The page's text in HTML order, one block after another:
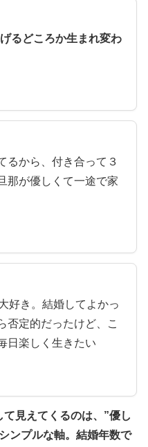
るどころか生まれ変わ
るから、付き合って３
那が優しくて一途で家
好き。結婚してよかっ
否定的だったけど、こ
日楽しく生きたい
見えてくるのは、”優し
ンプルな軸。結婚年数で